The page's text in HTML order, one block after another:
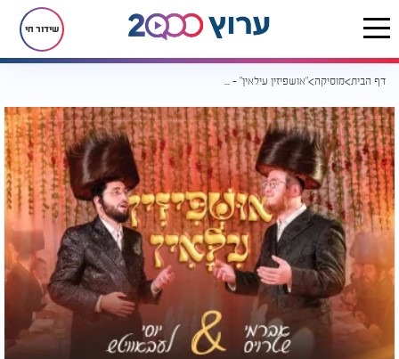
שידור חי
דף הבית מוסיקה "אושפיזין עילאין" - שטרויס וליבוביץ בביצוע מיוחד